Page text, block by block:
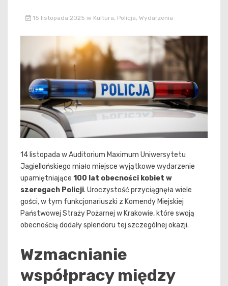
15 listopada 2025 w Kultura, Policja, Wydarzenia
14 listopada w Auditorium Maximum Uniwersytetu
Jagiellońskiego miało miejsce wyjątkowe wydarzenie
upamiętniające 100 lat obecności kobiet w
szeregach Policji. Uroczystość przyciągnęła wiele
gości, w tym funkcjonariuszki z Komendy Miejskiej
Państwowej Straży Pożarnej w Krakowie, które swoją
obecnością dodały splendoru tej szczególnej okazji.
Wzmacnianie
współpracy między